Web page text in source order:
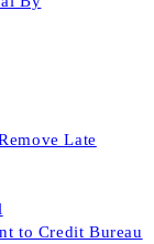
Late
to Credit Bureau